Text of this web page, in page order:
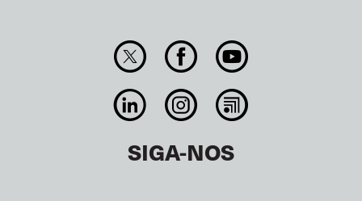
SIGA-NOS